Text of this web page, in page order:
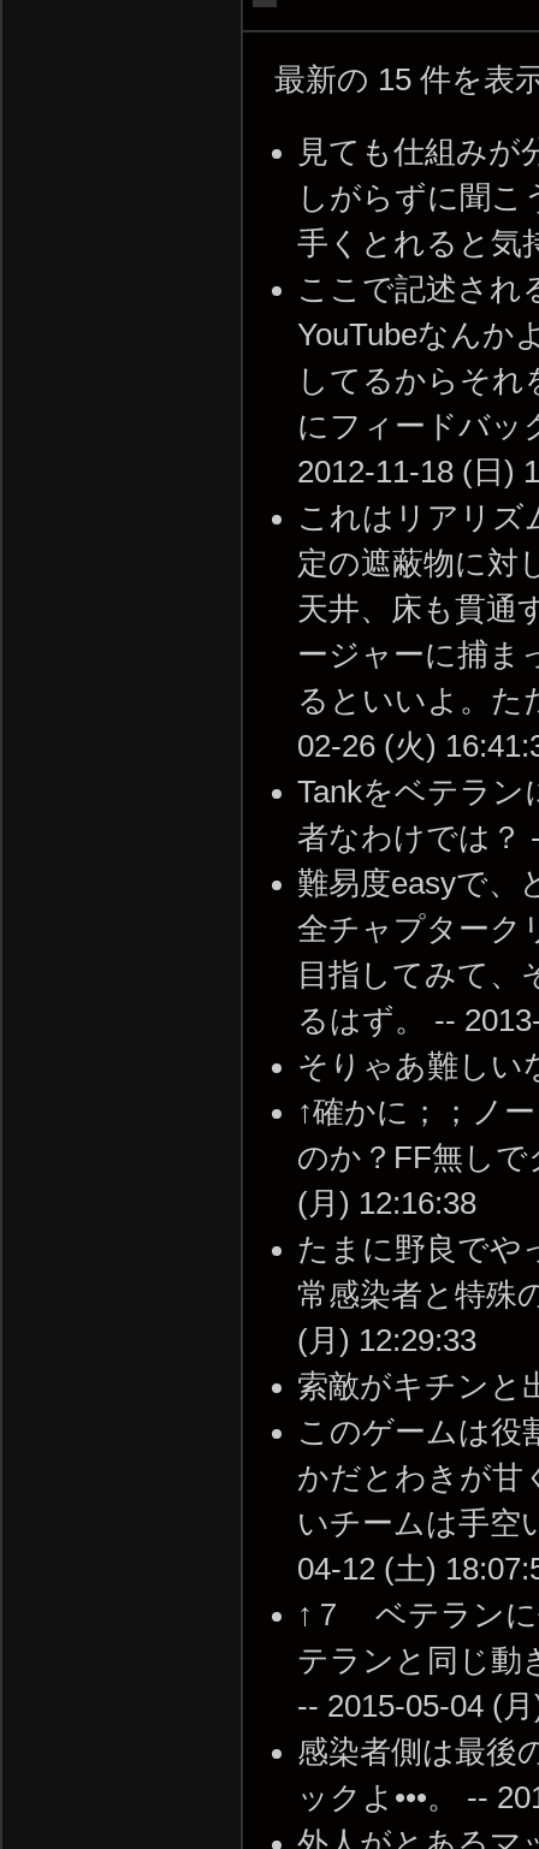
最新の 15 件を表
見ても仕組みが
しがらずに聞こ
手くとれると気
ここで記述され
YouTubeなんか
してるからそれ
にフィードバッ
2012-11-18 (日)
これはリアリズ
定の遮蔽物に対
天井、床も貫通
ージャーに捕ま
るといいよ。た
02-26 (火)
Tankをベテラ
者なわけでは？
難易度easyで、
全チャプターク
目指してみて、
るはず。 --
そりゃあ難しい
↑確かに；；ノ
のか？FF無し
(月) 12:16:38
たまに野良でや
常感染者と特殊
(月) 12:29:33
索敵がキチンと
このゲームは役
かだとわきが甘
いチームは手空
04-12 (土)
↑７ ベテラン
テランと同じ動
-- 2015-05-04 (
感染者側は最後
ックよ•••。 --